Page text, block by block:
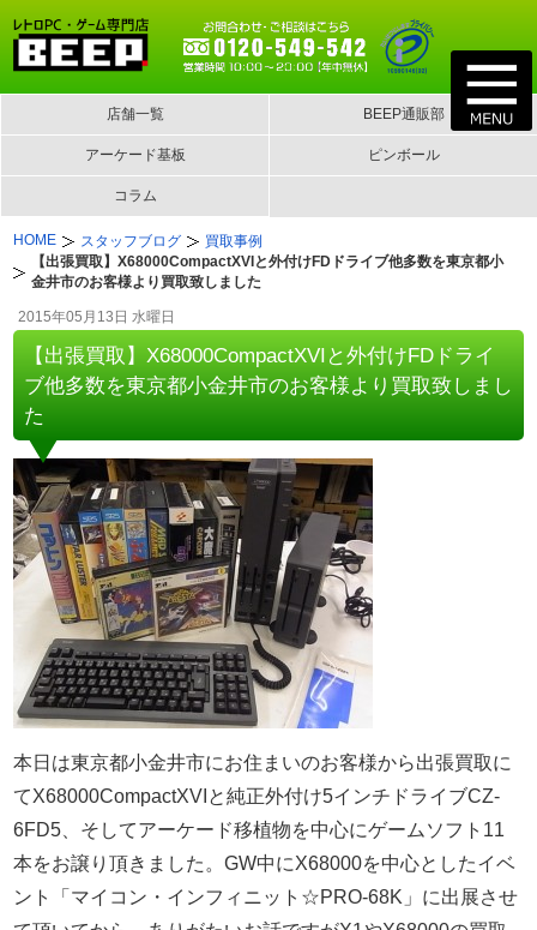
店舗一覧 BEEP通販部
アーケード基板 ピンボール
コラム
HOME スタッフブログ
買取事例
【出張買取】X68000CompactXVIと外付けFDドライブ他多数を東京都小
金井市のお客様より買取致しました
2015年05月13日 水曜日
【出張買取】X68000CompactXVIと外付けFDドライ
ブ他多数を東京都小金井市のお客様より買取致しまし
た
本日は東京都小金井市にお住まいのお客様から出張買取に
てX68000CompactXVIと純正外付け5インチドライブCZ-
6FD5、そしてアーケード移植物を中心にゲームソフト11
本をお譲り頂きました。GW中にX68000を中心としたイベ
ント「マイコン・インフィニット☆PRO-68K」に出展させ